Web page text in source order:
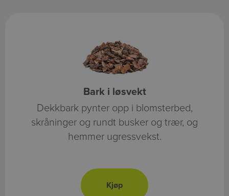
Bark i løsvekt
Dekkbark pynter opp i blomsterbed,
skråninger og rundt busker og trær, og
hemmer ugressvekst.